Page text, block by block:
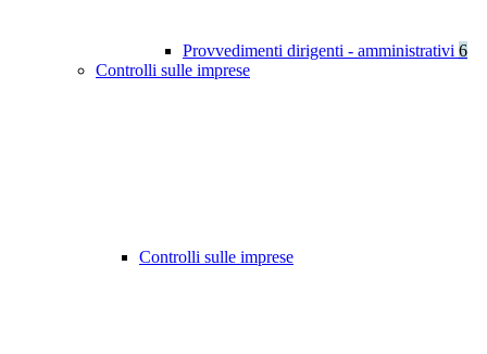
Provvedimenti dirigenti - amministrativi 6
Controlli sulle imprese
Controlli sulle imprese